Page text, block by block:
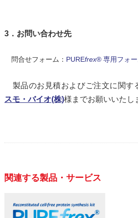
3．お問い合わせ先
問合せフォーム： PUREfrex® 専用フォー
製品のお見積およびご注文に関す
スモ・バイオ(株)様までお願いいたし
関連する製品・サービス